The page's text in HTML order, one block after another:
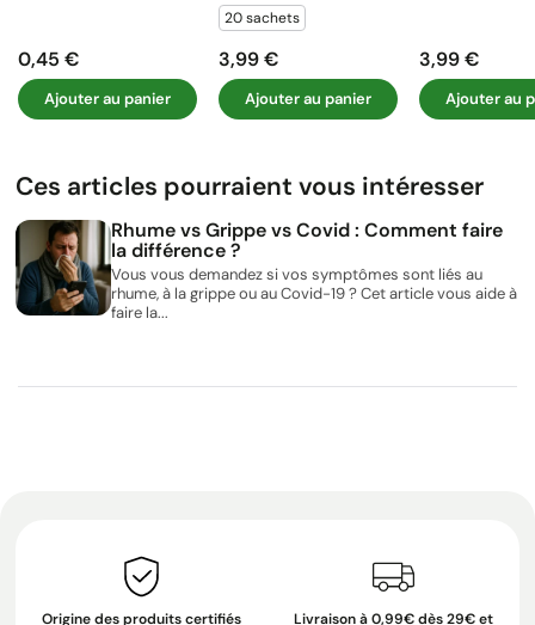
Prix
0,45 €
Ajouter au panier
20 sachets
Prix
3,99 €
Ajouter au panier
Prix
3,99 €
Ajouter au
Ces articles pourraient vous intéresser
Rhume vs Grippe vs Covid : Comment faire
la différence ?
Vous vous demandez si vos symptômes sont liés au
rhume, à la grippe ou au Covid-19 ? Cet article vous aide à
faire la...
Origine des produits certifiés
Livraison à 0,99€ dès 29€ et